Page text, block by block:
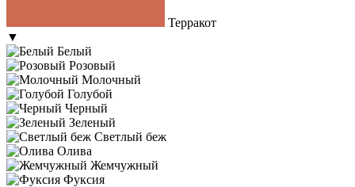
Терракот
▼
Белый
Розовый
Молочный
Голубой
Черный
Зеленый
Светлый беж
Олива
Жемчужный
Фуксия